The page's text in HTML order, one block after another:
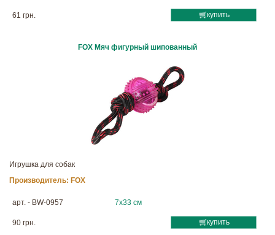
61 грн. купить
FOX Мяч фигурный шипованный
Игрушка для собак
Производитель: FOX
арт. - BW-0957 7х33 см
90 грн. купить